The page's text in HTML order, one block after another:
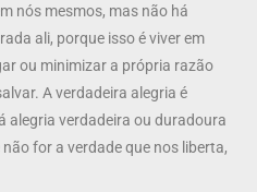
nós mesmos, mas não há
ali, porque isso é viver em
ou minimizar a própria razão
A verdadeira alegria é
alegria verdadeira ou duradoura
for a verdade que nos liberta,